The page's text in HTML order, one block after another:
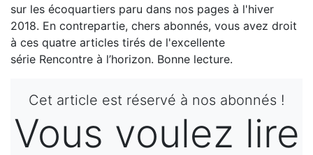
sur les écoquartiers paru dans nos pages à l'hiver
2018. En contrepartie, chers abonnés, vous avez droit
à ces quatre articles tirés de l'excellente
série Rencontre à l’horizon. Bonne lecture.
Cet article est réservé à nos abonnés !
Vous voulez lire